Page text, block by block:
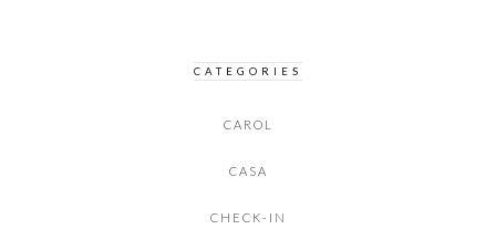
CATEGORIES
CAROL
CASA
CHECK-IN